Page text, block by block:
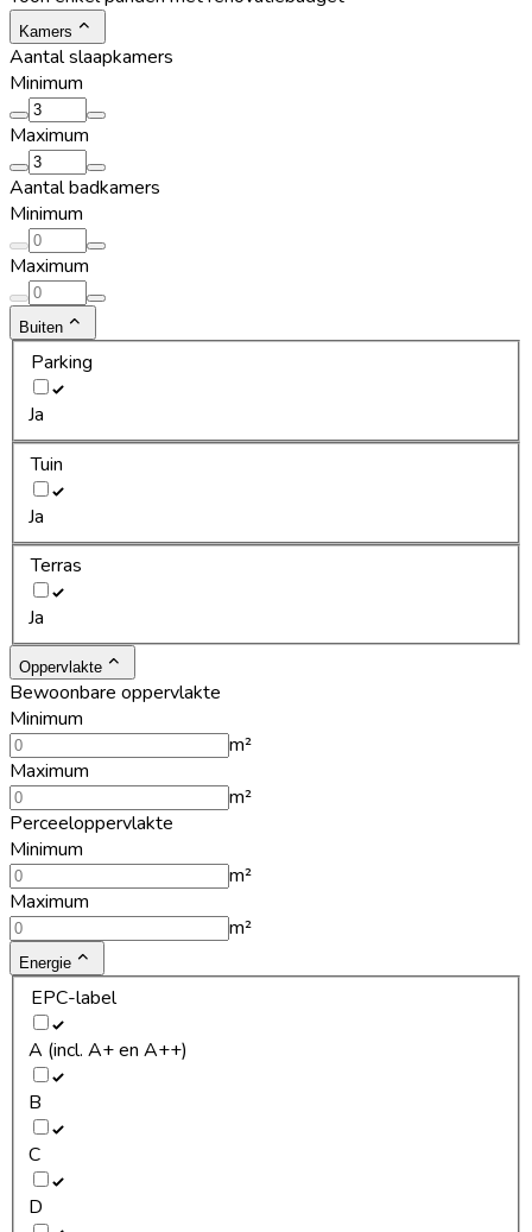
Kamers
Aantal slaapkamers
Minimum
Maximum
Aantal badkamers
Minimum
Maximum
Buiten
Parking
Ja
Tuin
Ja
Terras
Ja
Oppervlakte
Bewoonbare oppervlakte
Minimum
m²
Maximum
m²
Perceeloppervlakte
Minimum
m²
Maximum
m²
Energie
EPC-label
A (incl. A+ en A++)
B
C
D